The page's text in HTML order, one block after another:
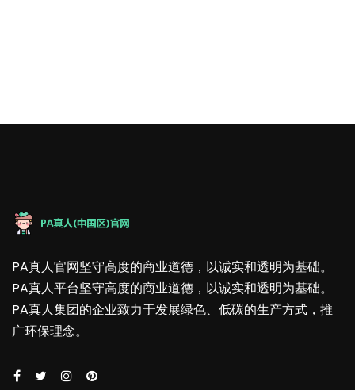
PA真人官网坚守高度的商业道德，以诚实和透明为基础。
PA真人平台坚守高度的商业道德，以诚实和透明为基础。
PA真人集团的企业致力于发展绿色、低碳的生产方式，推
广环保理念。